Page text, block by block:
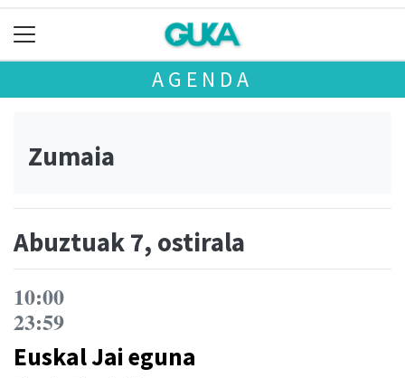
AGENDA
Zumaia
Abuztuak 7, ostirala
10:00
23:59
Euskal Jai eguna